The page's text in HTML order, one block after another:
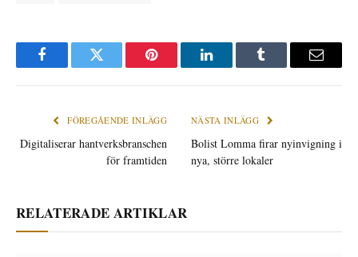
FacebookTwitter Pinterest LinkedInTumblr
E-
FÖREGÅENDE INLÄGG
Digitaliserar hantverksbranschen
för framtiden
NÄSTA INLÄGG
Bolist Lomma firar nyinvigning i
nya, större lokaler
RELATERADE ARTIKLAR